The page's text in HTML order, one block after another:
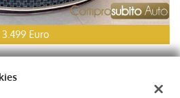
3.499 Euro